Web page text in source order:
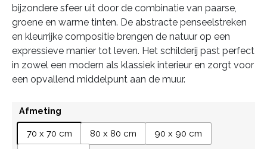
bijzondere sfeer uit door de combinatie van paarse,
groene en warme tinten. De abstracte penseelstreken
en kleurrijke compositie brengen de natuur op een
expressieve manier tot leven. Het schilderij past perfect
in zowel een modern als klassiek interieur en zorgt voor
een opvallend middelpunt aan de muur.
Afmeting
70 x 70 cm 80 x 80 cm
90 x 90 cm